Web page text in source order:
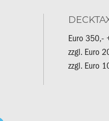
Euro 350,-
zzgl. Euro
zzgl. Euro